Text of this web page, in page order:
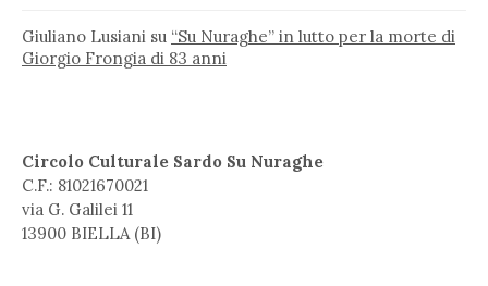
Giuliano Lusiani su “Su Nuraghe” in lutto per la morte di
Giorgio Frongia di 83 anni
Circolo Culturale Sardo Su Nuraghe
C.F.: 81021670021
via G. Galilei 11
13900 BIELLA (BI)